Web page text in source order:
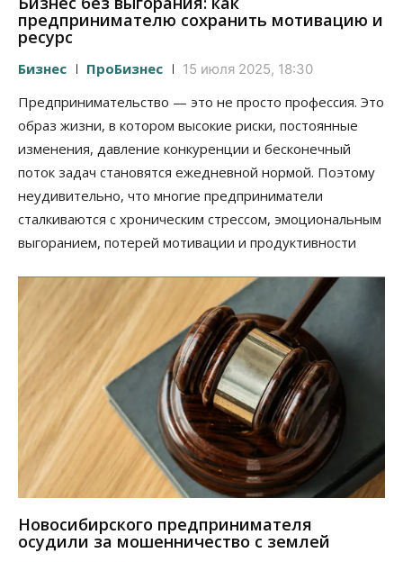
предпринимателю сохранить мотивацию и
ресурс
Бизнес ПроБизнес 15 июля 2025, 18:30
Предпринимательство — это не просто профессия. Это
образ жизни, в котором высокие риски, постоянные
изменения, давление конкуренции и бесконечный
поток задач становятся ежедневной нормой. Поэтому
неудивительно, что многие предприниматели
сталкиваются с хроническим стрессом, эмоциональным
выгоранием, потерей мотивации и продуктивности
Новосибирского предпринимателя
осудили за мошенничество с землей